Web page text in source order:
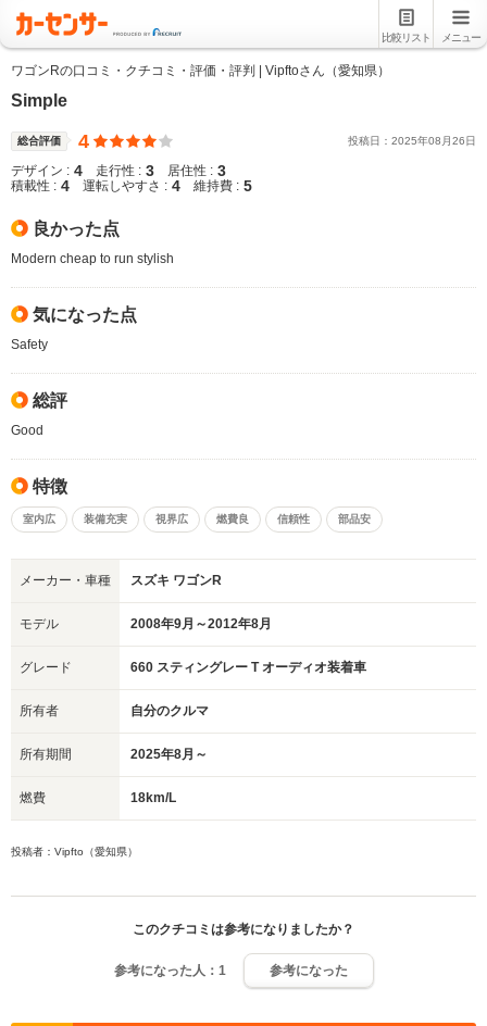
比較リスト メニュー
ワゴンRの口コミ・クチコミ・評価・評判 | Vipftoさん（愛知県）
Simple
総合評価 4 投稿日： 2025年08 月26日
デザイン : 4 走行性 : 3 居住性 : 3
積載性 : 4 運転しやすさ : 4 維持費 : 5
良かった点
Modern cheap to run stylish
気になった点
Safety
総評
Good
特徴
室内広 装備充実 視界広 燃費良 信頼性 部品安
メーカー・車種 スズキ ワゴンR
モデル 2008年9月～2012年8月
グレード 660 スティングレー T オーディオ装着車
所有者 自分のクルマ
所有期間 2025年8月～
燃費 18km/L
投稿者：Vipfto（愛知県）
このクチコミは参考になりましたか？
参考になった人： 1 参考になった